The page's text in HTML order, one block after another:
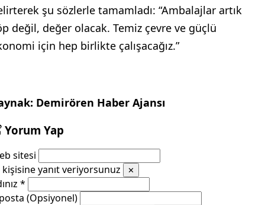
şu sözlerle tamamladı: “Ambalajlar artık
değil, değer olacak. Temiz çevre ve güçlü
için hep birlikte çalışacağız.”
Demirören Haber Ajansı
Yorum Yap
sitesi
kişisine yanıt veriyorsunuz
✕
*
(Opsiyonel)